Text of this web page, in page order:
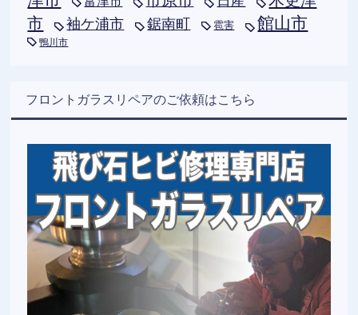
市
袖ケ浦市 鋸南町 雹害 館山市
鴨川市
フロントガラスリペアのご依頼はこちら